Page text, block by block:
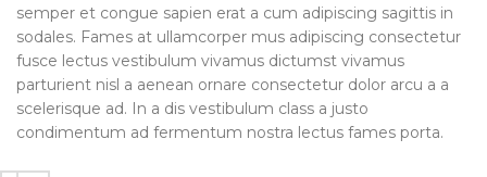
semper et congue sapien erat a cum adipiscing sagittis in
sodales. Fames at ullamcorper mus adipiscing consectetur
fusce lectus vestibulum vivamus dictumst vivamus
parturient nisl a aenean ornare consectetur dolor arcu a a
scelerisque ad. In a dis vestibulum class a justo
condimentum ad fermentum nostra lectus fames porta.